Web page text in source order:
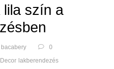
szín a
bacabery
0
Decor lakberendezés